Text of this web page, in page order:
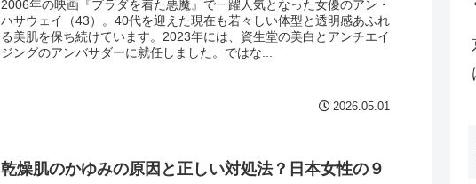
2006年の映画『プラダを着た悪魔』で一躍人気となった女優のアン・
ハサウェイ（43）。40代を迎えた現在も若々しい体型と透明感あふれ
る美肌を保ち続けています。2023年には、資生堂の美白とアンチエイ
ジングのアンバサダーに就任しました。ではな...
2026.05.01
乾燥肌のかゆみの原因と正しい対処法？日本女性の９